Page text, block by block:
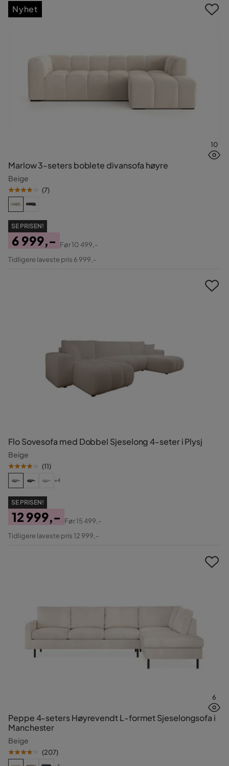
10
Marlow 3-seters boblete divansofa høyre
Beige
(7)
SE PRISEN!
Pris
6 999,-
Original
Før10 499,-
Tidligere laveste pris 6 999,-
Nyhet
Flo Sovesofa med Dobbel Sjeselong 4-seter i Plysj
Beige
(11)
+4
SE PRISEN!
Pris
12 999,-
Original
Før15 499,-
Tidligere laveste pris 12 999,-
6
Peppe 4-seters Høyrevendt L-formet Sjeselongsofa i
Manchester
Beige
(207)